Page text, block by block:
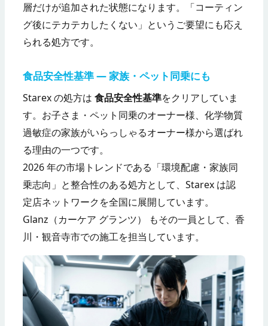
層だけが追加された状態になります。「コーティン
グ後にテカテカしたくない」というご要望にも応え
られる処方です。
食品安全性基準 — 家族・ペット同乗にも
Starex の処方は食品安全性基準をクリアしていま
す。お子さま・ペット同乗のオーナー様、化学物質
過敏症の家族がいらっしゃるオーナー様から選ばれ
る理由の一つです。
2026 年の市場トレンドである「環境配慮・家族同
乗志向」と整合性のある処方として、Starex は認
定店ネットワークを全国に展開しています。
Glanz（カーケア グランツ） もその一員として、香
川・観音寺市での施工を担当しています。